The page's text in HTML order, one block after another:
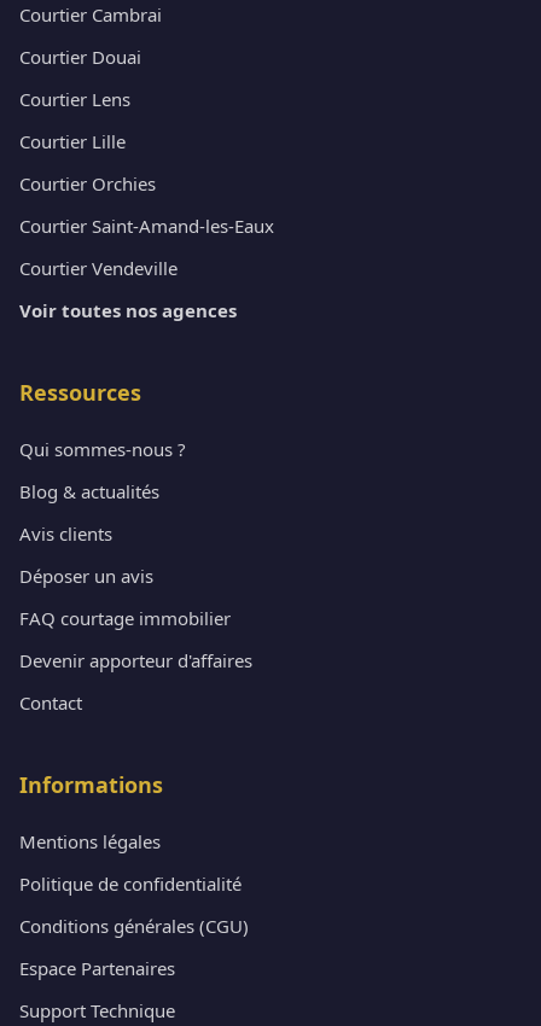
Courtier Cambrai
Courtier Douai
Courtier Lens
Courtier Lille
Courtier Orchies
Courtier Saint-Amand-les-Eaux
Courtier Vendeville
Voir toutes nos agences
Ressources
Qui sommes-nous ?
Blog & actualités
Avis clients
Déposer un avis
FAQ courtage immobilier
Devenir apporteur d'affaires
Contact
Informations
Mentions légales
Politique de confidentialité
Conditions générales (CGU)
Espace Partenaires
Support Technique